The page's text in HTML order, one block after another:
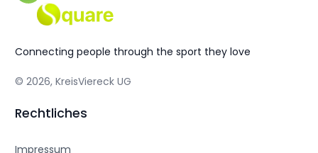
Connecting people through the sport they love
© 2026, KreisViereck UG
Rechtliches
Impressum